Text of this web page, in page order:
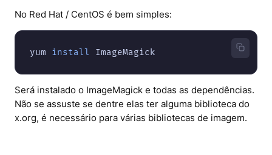
No Red Hat / CentOS é bem simples:
yum install
Será instalado o ImageMagick e todas as dependências.
Não se assuste se dentre elas ter alguma biblioteca do
x.org, é necessário para várias bibliotecas de imagem.